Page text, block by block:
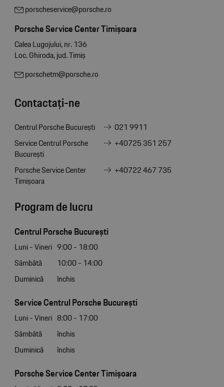
porscheservice@porsche.ro
Porsche Service Center Timișoara
Calea Lugojului, nr. 136
Loc. Ghiroda, jud. Timiș
porschetm@porsche.ro
Contactați-ne
Centrul Porsche București
021 9911
Service Centrul Porsche
București
+40725 351 257
Porsche Service Center
Timișoara
+40722 467 735
Program de lucru
Centrul Porsche București
Luni - Vineri 9:00 - 18:00
Sâmbătă
10:00 - 14:00
Duminică
închis
Service Centrul Porsche București
Luni - Vineri 8:00 - 17:00
Sâmbătă
închis
Duminică
închis
Porsche Service Center Timișoara